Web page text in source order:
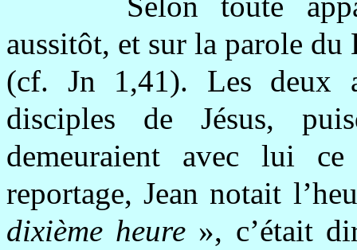
aussitôt, et sur la parole du
(cf. Jn 1,41). Les deux
disciples de Jésus,
demeuraient avec lui
reportage, Jean notait
dixième heure », c’était